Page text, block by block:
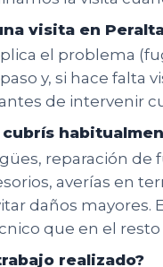
visita en
el problema
y, si hace falta
de intervenir
reparación de
averías en
daños mayores.
que en el resto
realizado?